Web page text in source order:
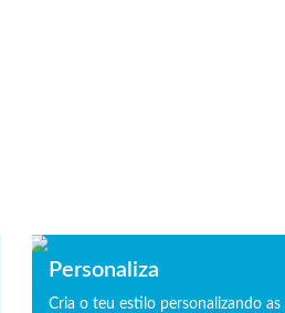
Personaliza
Cria o teu estilo personalizando as